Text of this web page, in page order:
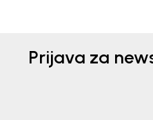
Prijava za